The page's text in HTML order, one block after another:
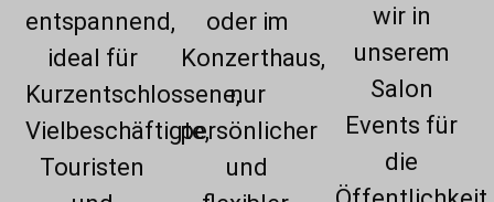
entspannend,
ideal für
Kurzentschlossene,
Vielbeschäftigte,
Touristen
oder im
Konzerthaus,
nur
persönlicher
und
wir in
unserem
Salon
Events für
die